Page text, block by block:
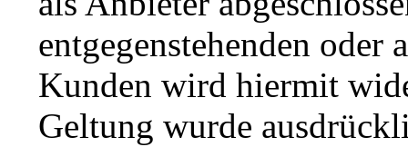
entgegenstehenden oder
Kunden wird hiermit
Geltung wurde